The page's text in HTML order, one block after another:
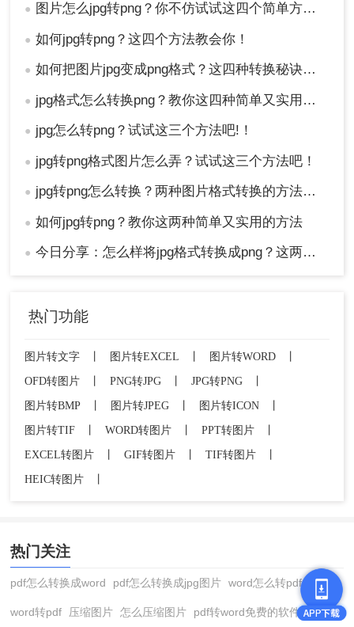
方法四：直接修改后缀名
1、在电脑中找到图片，然后双击图片名称，或者也
可以使用鼠标右键选择“重命名”选项进行点击。
2、点击重命名后，用户可以看到图片名称变得可以
编辑，这个时候大家只需要对后缀的格式进行修
● 图片怎么jpg转png？你不仿试试这四个简单方法！
● 如何jpg转png？这四个方法教会你！
● 如何把图片jpg变成png格式？这四种转换秘诀值得一试！
● jpg格式怎么转换png？教你这四种简单又实用的方法！
● jpg怎么转png？试试这三个方法吧!！
● jpg转png格式图片怎么弄？试试这三个方法吧！
● jpg转png怎么转换？两种图片格式转换的方法交给你
● 如何jpg转png？教你这两种简单又实用的方法
● 今日分享：怎么样将jpg格式转换成png？这两种方法学起来
热门功能
图片转文字 图片转EXCEL 图片转WORD
OFD转图片
PNG转JPG JPG转PNG
图片转BMP
图片转JPEG 图片转ICON
图片转TIF
WORD转图片 PPT转图片
EXCEL转图片
GIF转图片 TIF转图片
HEIC转图片
热门关注
pdf怎么转换成word pdf怎么转换成jpg图片 word怎么转pdf
word转pdf 压缩图片 怎么压缩图片 pdf转word免费的软件